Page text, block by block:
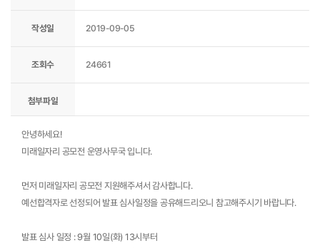
작성일 2019-09-05
조회수 24661
첨부파일
안녕하세요!
미래일자리 공모전 운영사무국 입니다.
먼저 미래일자리 공모전 지원해주셔서 감사합니다.
예선합격자로 선정되어 발표 심사일정을 공유해드리오니 참고해주시기 바랍니다.
발표 심사 일정 : 9월 10일(화) 13시부터